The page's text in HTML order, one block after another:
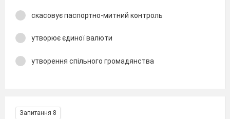
скасовує паспортно-митний контроль
утворює єдиної валюти
утворення спільного громадянства
Запитання 8